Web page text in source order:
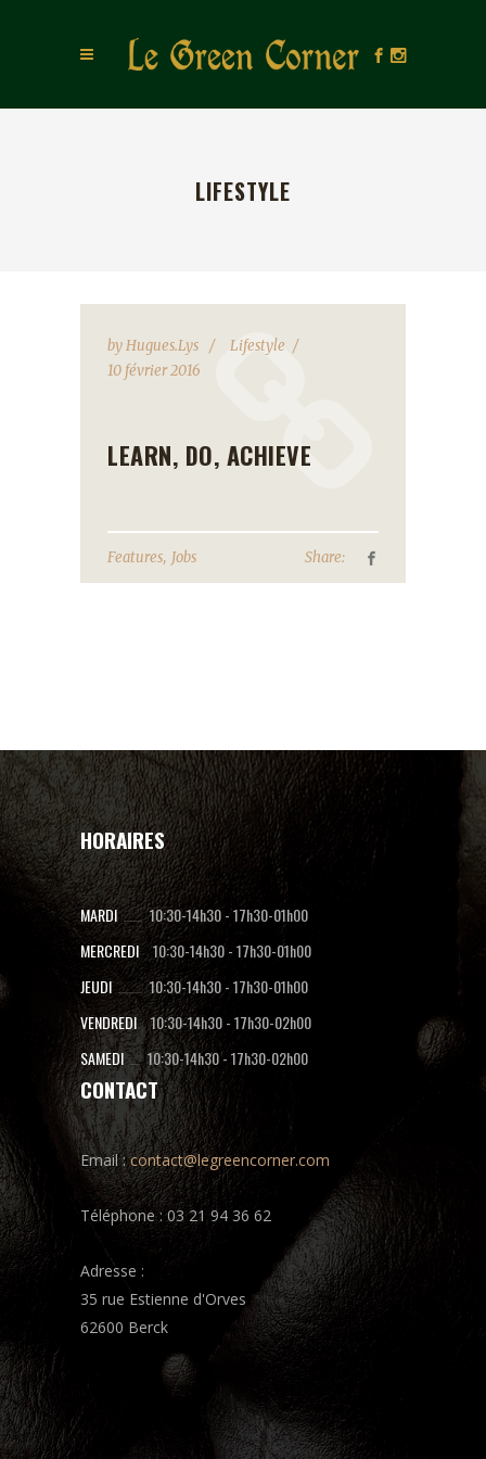
LIFESTYLE
byHugues.lys
Lifestyle
10 février 2016
LEARN, DO, ACHIEVE
Features, Jobs Share:
HORAIRES
MARDI 10:30-14h30-17h30-01h00
MERCREDI
10:30-14h30-17h30-01h00
JEUDI
10:30-14h30-17h30-01h00
VENDREDI
10:30-14h30-17h30-02h00
SAMEDI
10:30-14h30-17h30-02h00
CONTACT
Email :contact@legreencorner.com
Téléphone : 03 21 94 36 62
Adresse :
35 rue Estienne d'Orves
62600 Berck